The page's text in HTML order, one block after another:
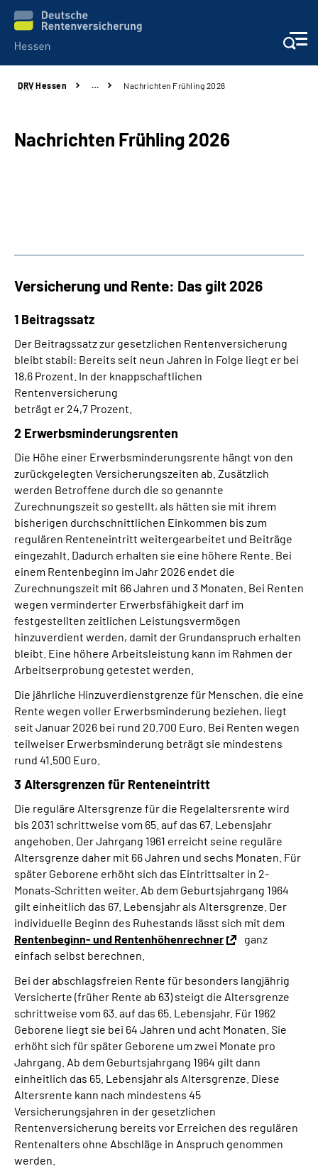
Online-Services
Beratung und Kontakt
Magazine
Über uns
Inhalte in Gebärdensprache (DGS)
Leichte Sprache
Suche
Mein Kundenportal
DRV Hessen … Nachrichten Frühling 2026
Nachrichten Frühling 2026
Versicherung und Rente: Das gilt 2026
1 Beitragssatz
Der Beitragssatz zur gesetzlichen Rentenversicherung
bleibt stabil: Bereits seit neun Jahren in Folge liegt er bei
18,6 Prozent. In der knappschaftlichen
Rentenversicherung
beträgt er 24,7 Prozent.
2 Erwerbsminderungsrenten
Die Höhe einer Erwerbsminderungsrente hängt von den
zurückgelegten Versicherungszeiten ab. Zusätzlich
werden Betroffene durch die so genannte
Zurechnungszeit so gestellt, als hätten sie mit ihrem
bisherigen durchschnittlichen Einkommen bis zum
regulären Renteneintritt weitergearbeitet und Beiträge
eingezahlt. Dadurch erhalten sie eine höhere Rente. Bei
einem Rentenbeginn im Jahr 2026 endet die
Zurechnungszeit mit 66 Jahren und 3 Monaten. Bei Renten
wegen verminderter Erwerbsfähigkeit darf im
festgestellten zeitlichen Leistungsvermögen
hinzuverdient werden, damit der Grundanspruch erhalten
bleibt. Eine höhere Arbeitsleistung kann im Rahmen der
Arbeitserprobung getestet werden.
Die jährliche Hinzuverdienstgrenze für Menschen, die eine
Rente wegen voller Erwerbsminderung beziehen, liegt
seit Januar 2026 bei rund 20.700 Euro. Bei Renten wegen
teilweiser Erwerbsminderung beträgt sie mindestens
rund 41.500 Euro.
3 Altersgrenzen für Renteneintritt
Die reguläre Altersgrenze für die Regelaltersrente wird
bis 2031 schrittweise vom 65. auf das 67. Lebensjahr
angehoben. Der Jahrgang 1961 erreicht seine reguläre
Altersgrenze daher mit 66 Jahren und sechs Monaten. Für
später Geborene erhöht sich das Eintrittsalter in 2-
Monats-Schritten weiter. Ab dem Geburtsjahrgang 1964
gilt einheitlich das 67. Lebensjahr als Altersgrenze. Der
individuelle Beginn des Ruhestands lässt sich mit dem
Rentenbeginn- und Rentenhöhenrechner
ganz
einfach selbst berechnen.
Bei der abschlagsfreien Rente für besonders langjährig
Versicherte (früher Rente ab 63) steigt die Altersgrenze
schrittweise vom 63. auf das 65. Lebensjahr. Für 1962
Geborene liegt sie bei 64 Jahren und acht Monaten. Sie
erhöht sich für später Geborene um zwei Monate pro
Jahrgang. Ab dem Geburtsjahrgang 1964 gilt dann
einheitlich das 65. Lebensjahr als Altersgrenze. Diese
Altersrente kann nach mindestens 45
Versicherungsjahren in der gesetzlichen
Rentenversicherung bereits vor Erreichen des regulären
Rentenalters ohne Abschläge in Anspruch genommen
werden.